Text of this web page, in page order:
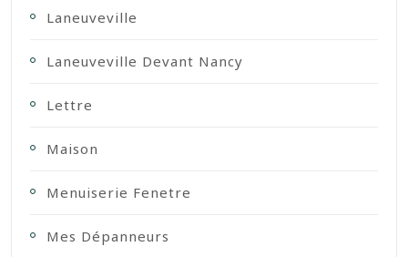
Laneuveville
Laneuveville Devant Nancy
Lettre
Maison
Menuiserie Fenetre
Mes Dépanneurs